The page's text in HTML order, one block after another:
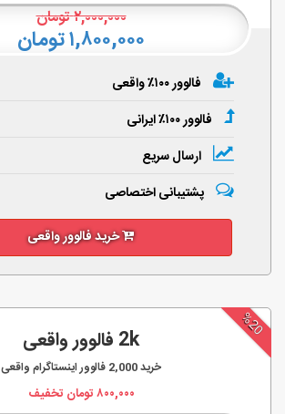
۲,۰۰۰,۰۰۰تومان
۱,۸۰۰,۰۰۰ تومان
فالوور ۱۰۰٪ واقعی
فالوور ۱۰۰٪ ایرانی
ارسال سریع
پشتیبانی اختصاصی
خرید فالوور واقعی
%20
2k فالوور واقعی
خرید2,000 فالوور اینستاگرام واقعی
۸۰۰,۰۰۰تومان تخفیف